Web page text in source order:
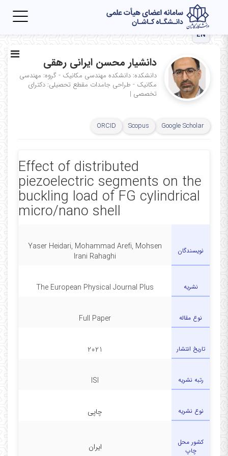
EN
دانشیار محسن ایرانی رهقی
دانشکده: دانشکده مهندسی مکانیک - گروه: مهندسی
مکانیک - طراحی جامدات مقطع تحصیلی: دکترای
تخصصی |
Google Scholar
Scopus
ORCID
Effect of distributed
piezoelectric segments on the
buckling load of FG cylindrical
micro/nano shell
نویسندگان
Yaser Heidari, Mohammad Arefi, Mohsen
Irani Rahaghi
نشریه The European Physical Journal Plus
نوع مقاله Full Paper
تاریخ انتشار 2021
رتبه نشریه ISI
نوع نشریه چاپی
کشور محل
چاپ
ایران